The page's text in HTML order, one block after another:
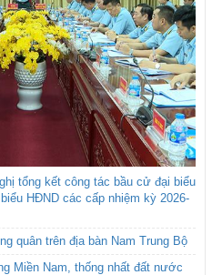
tổng kết công tác bầu cử đại biểu
HĐND các cấp nhiệm kỳ 2026-
quân trên địa bàn Nam Trung Bộ
Miền Nam, thống nhất đất nước